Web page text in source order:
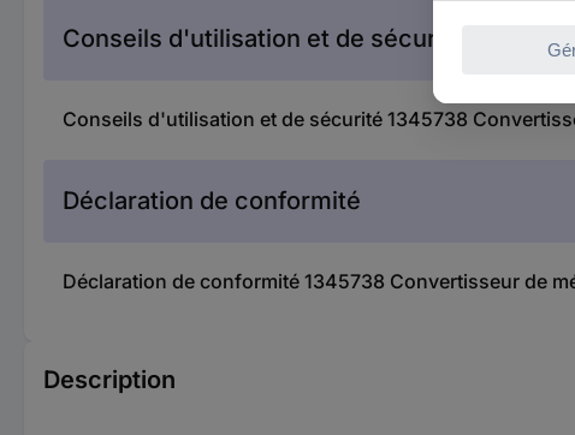
Conseils d'utilisation et de sécurité
Conseils d'utilisation et de sécurité 1345738
Déclaration de conformité
Déclaration de conformité 1345738 Convertisseur de
Description